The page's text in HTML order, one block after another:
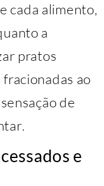
cada alimento,
a
pratos
ao
de
e